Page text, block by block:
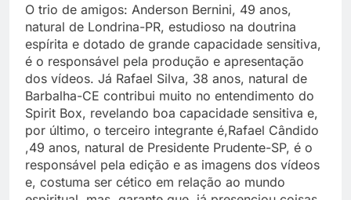
O trio de amigos: Anderson Bernini, 49 anos,
natural de Londrina-PR, estudioso na doutrina
espírita e dotado de grande capacidade sensitiva,
é o responsável pela produção e apresentação
dos vídeos. Já Rafael Silva, 38 anos, natural de
Barbalha-CE contribui muito no entendimento do
Spirit Box, revelando boa capacidade sensitiva e,
por último, o terceiro integrante é,Rafael Cândido
,49 anos, natural de Presidente Prudente-SP, é o
responsável pela edição e as imagens dos vídeos
e, costuma ser cético em relação ao mundo